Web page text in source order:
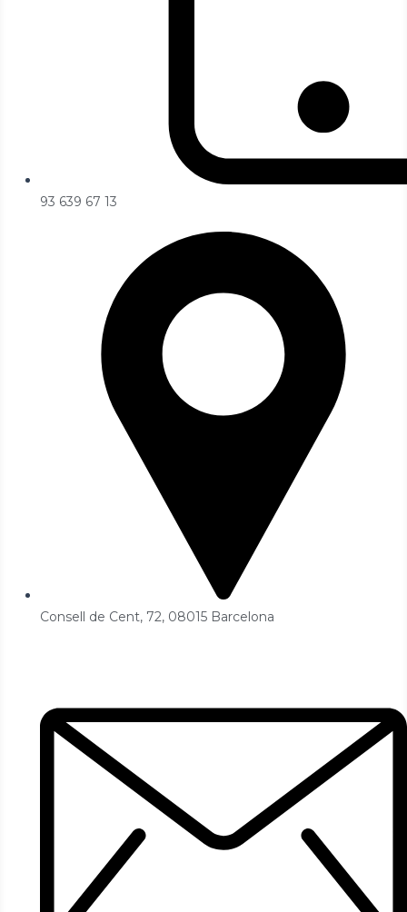
93 639 67 13
Consell de Cent, 72, 08015 Barcelona